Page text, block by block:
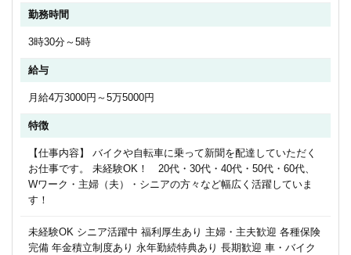
勤務時間
3時30分～5時
給与
月給4万3000円～5万5000円
特徴
【仕事内容】 バイクや自転車に乗って新聞を配達していただく
お仕事です。 未経験OK！ 20代・30代・40代・50代・60代、
Wワーク・主婦（夫）・シニアの方々など幅広く活躍していま
す！
未経験OK シニア活躍中 福利厚生あり 主婦・主夫歓迎 各種保険
完備 年金積立制度あり 永年勤続特典あり 長期歓迎 車・バイク